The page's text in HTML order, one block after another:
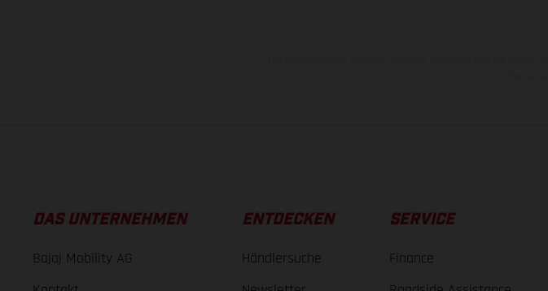
DAS UNTERNEHMEN
Bajaj Mobility AG
ENTDECKEN
Händlersuche
SERVICE
Finance